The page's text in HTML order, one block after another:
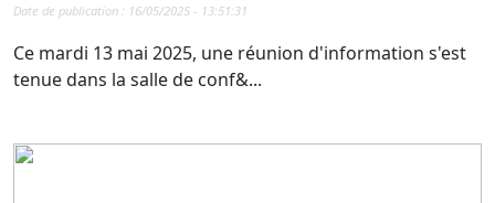
Date de publication : 16/05/2025 - 13:51:31
Ce mardi 13 mai 2025, une réunion d'information s'est
tenue dans la salle de conf&...